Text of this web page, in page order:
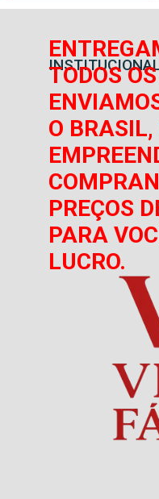
TODOS
O BRASIL,
PREÇOS
PARA
LUCRO.